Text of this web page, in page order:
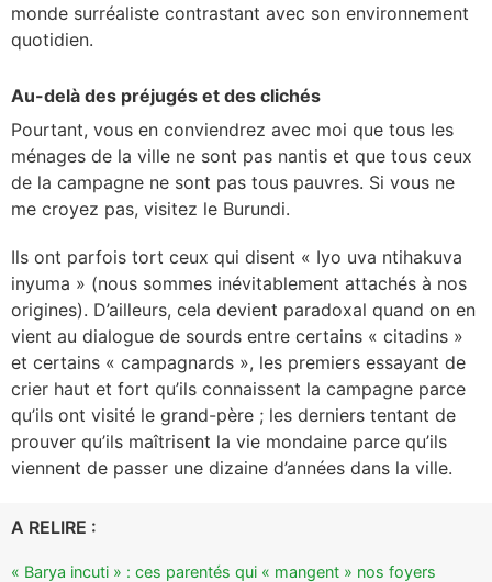
monde surréaliste contrastant avec son environnement
quotidien.
Au-delà des préjugés et des clichés
Pourtant, vous en conviendrez avec moi que tous les
ménages de la ville ne sont pas nantis et que tous ceux
de la campagne ne sont pas tous pauvres. Si vous ne
me croyez pas, visitez le Burundi.
Ils ont parfois tort ceux qui disent « Iyo uva ntihakuva
inyuma » (nous sommes inévitablement attachés à nos
origines). D’ailleurs, cela devient paradoxal quand on en
vient au dialogue de sourds entre certains « citadins »
et certains « campagnards », les premiers essayant de
crier haut et fort qu’ils connaissent la campagne parce
qu’ils ont visité le grand-père ; les derniers tentant de
prouver qu’ils maîtrisent la vie mondaine parce qu’ils
viennent de passer une dizaine d’années dans la ville.
A RELIRE :
« Barya incuti » : ces parentés qui « mangent » nos foyers